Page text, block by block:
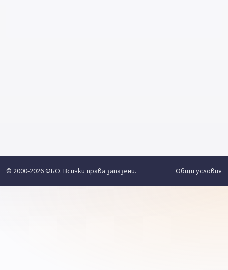
© 2000-2026 ФБО. Всички права запазени. Общи условия